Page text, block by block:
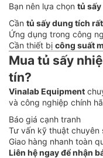
Bạn nên lựa chọn tủ
Cần tủ sấy dung tích
Ứng dụng trong công
Cần thiết bị công suất
Mua tủ sấy
tín?
Vinalab Equipment
và công nghiệp chính
Báo giá cạnh tranh
Tư vấn kỹ thuật chuyên
Giao hàng nhanh toàn
Liên hệ ngay để nhận